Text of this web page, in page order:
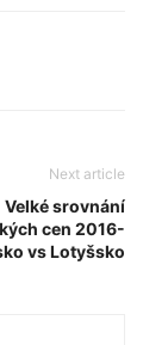
Next article
Velké srovnání
cen 2016-
vs Lotyšsko